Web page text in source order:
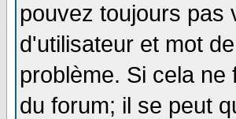
pouvez toujours pas
d'utilisateur et mot
problème. Si cela
du forum; il se peut